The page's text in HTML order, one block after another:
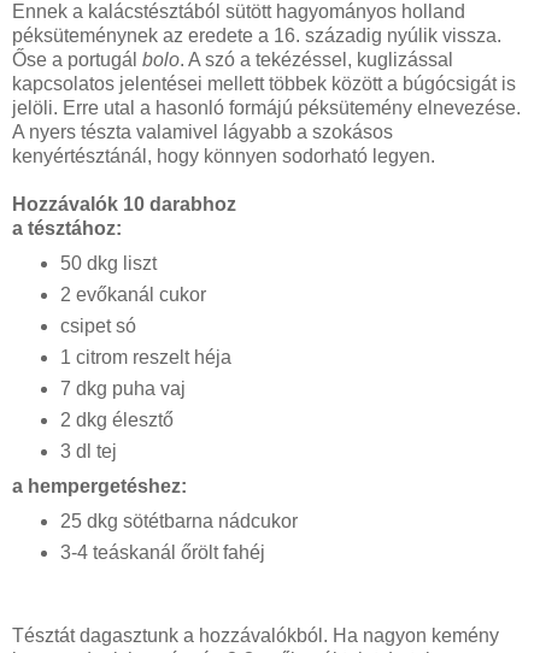
Ennek a kalácstésztából sütött hagyományos holland
péksüteménynek az eredete a 16. századig nyúlik vissza.
Őse a portugál bolo. A szó a tekézéssel, kuglizással
kapcsolatos jelentései mellett többek között a búgócsigát is
jelöli. Erre utal a hasonló formájú péksütemény elnevezése.
A nyers tészta valamivel lágyabb a szokásos
kenyértésztánál, hogy könnyen sodorható legyen.
Hozzávalók 10 darabhoz
a tésztához:
50 dkg liszt
2 evőkanál cukor
csipet só
1 citrom reszelt héja
7 dkg puha vaj
2 dkg élesztő
3 dl tej
a hempergetéshez:
25 dkg sötétbarna nádcukor
3-4 teáskanál őrölt fahéj
Tésztát dagasztunk a hozzávalókból. Ha nagyon kemény